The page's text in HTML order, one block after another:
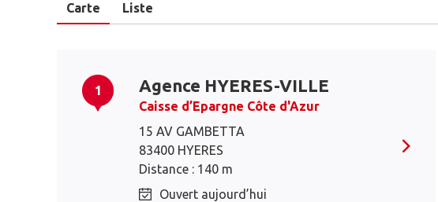
Carte Liste
1 Agence HYERES-VILLE
Caisse d’Epargne Côte d'Azur
15 AV GAMBETTA
83400 HYERES
Distance : 140 m
Ouvert aujourd’hui